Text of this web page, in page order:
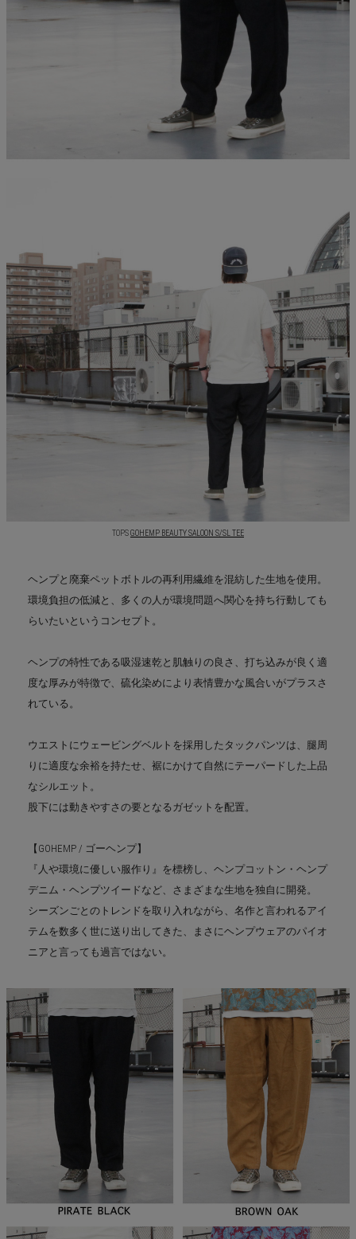
TOPSGOHEMP BEAUTY SALOON S/SL TEE
ヘンプと廃棄ペットボトルの再利用繊維を混紡した生地を使用。
環境負担の低減と、多くの人が環境問題へ関心を持ち行動しても
らいたいというコンセプト。
ヘンプの特性である吸湿速乾と肌触りの良さ、打ち込みが良く適
度な厚みが特徴で、硫化染めにより表情豊かな風合いがプラスさ
れている。
ウエストにウェービングベルトを採用したタックパンツは、腿周
りに適度な余裕を持たせ、裾にかけて自然にテーパードした上品
なシルエット。
股下には動きやすさの要となるガゼットを配置。
【GOHEMP / ゴーヘンプ】
『人や環境に優しい服作り』を標榜し、ヘンプコットン・ヘンプ
デニム・ヘンプツイードなど、さまざまな生地を独自に開発。
シーズンごとのトレンドを取り入れながら、名作と言われるアイ
テムを数多く世に送り出してきた、まさにヘンプウェアのパイオ
ニアと言っても過言ではない。